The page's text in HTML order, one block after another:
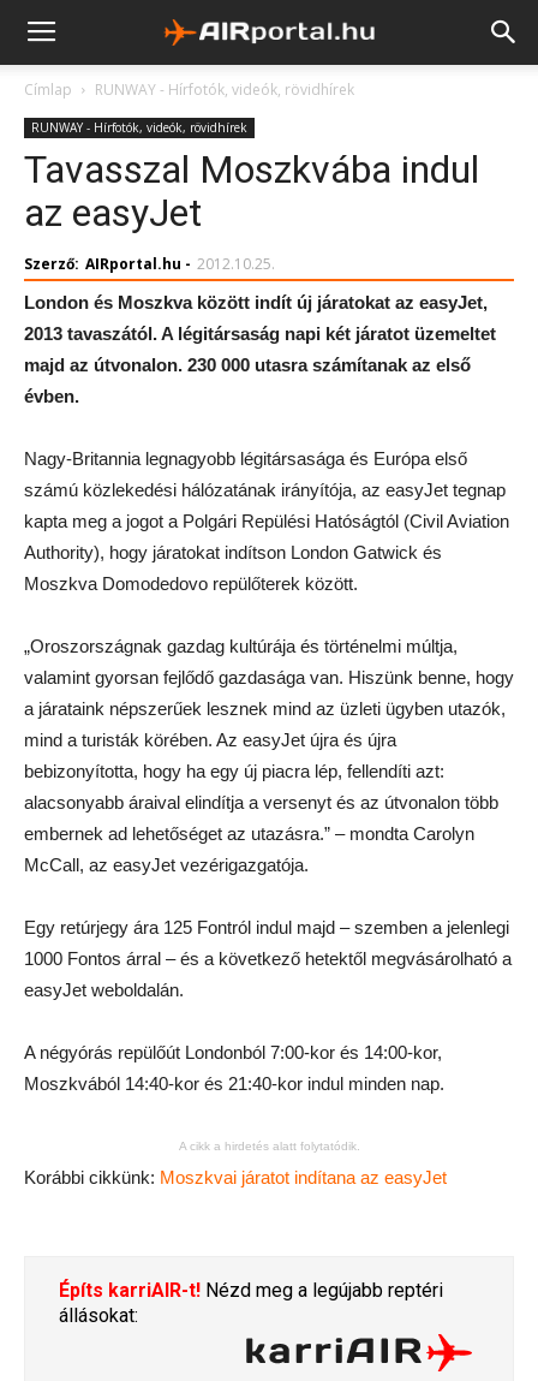
Címlap RUNWAY - Hírfotók, videók, rövidhírek
RUNWAY - Hírfotók, videók, rövidhírek
Tavasszal Moszkvába indul
az easyJet
Szerző: AIRportal.hu - 2012.10.25.
London és Moszkva között indít új járatokat az easyJet,
2013 tavaszától. A légitársaság napi két járatot üzemeltet
majd az útvonalon. 230 000 utasra számítanak az első
évben.
Nagy-Britannia legnagyobb légitársasága és Európa első
számú közlekedési hálózatának irányítója, az easyJet tegnap
kapta meg a jogot a Polgári Repülési Hatóságtól (Civil Aviation
Authority), hogy járatokat indítson London Gatwick és
Moszkva Domodedovo repülőterek között.
„Oroszországnak gazdag kultúrája és történelmi múltja,
valamint gyorsan fejlődő gazdasága van. Hiszünk benne, hogy
a járataink népszerűek lesznek mind az üzleti ügyben utazók,
mind a turisták körében. Az easyJet újra és újra
bebizonyította, hogy ha egy új piacra lép, fellendíti azt:
alacsonyabb áraival elindítja a versenyt és az útvonalon több
embernek ad lehetőséget az utazásra.” – mondta Carolyn
McCall, az easyJet vezérigazgatója.
Egy retúrjegy ára 125 Fontról indul majd – szemben a jelenlegi
1000 Fontos árral – és a következő hetektől megvásárolható a
easyJet weboldalán.
A négyórás repülőút Londonból 7:00-kor és 14:00-kor,
Moszkvából 14:40-kor és 21:40-kor indul minden nap.
A cikk a hirdetés alatt folytatódik.
Korábbi cikkünk: Moszkvai járatot indítana az easyJet
Építs karriAIR-t! Nézd meg a legújabb reptéri
állásokat: